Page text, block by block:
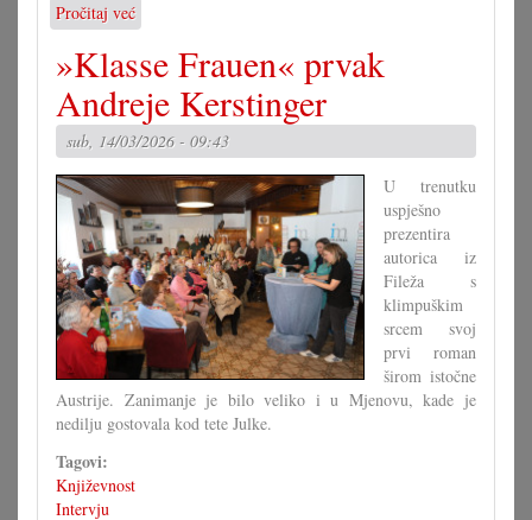
Pročitaj već
Nogomet:
Zrcalo
društvenih
problemov
»Klasse Frauen« prvak
Andreje Kerstinger
sub, 14/03/2026 - 09:43
U trenutku
uspješno
prezentira
autorica iz
Fileža s
klimpuškim
srcem svoj
prvi roman
širom istočne
Austrije. Zanimanje je bilo veliko i u Mjenovu, kade je
nedilju gostovala kod tete Julke.
Tagovi:
Književnost
Intervju